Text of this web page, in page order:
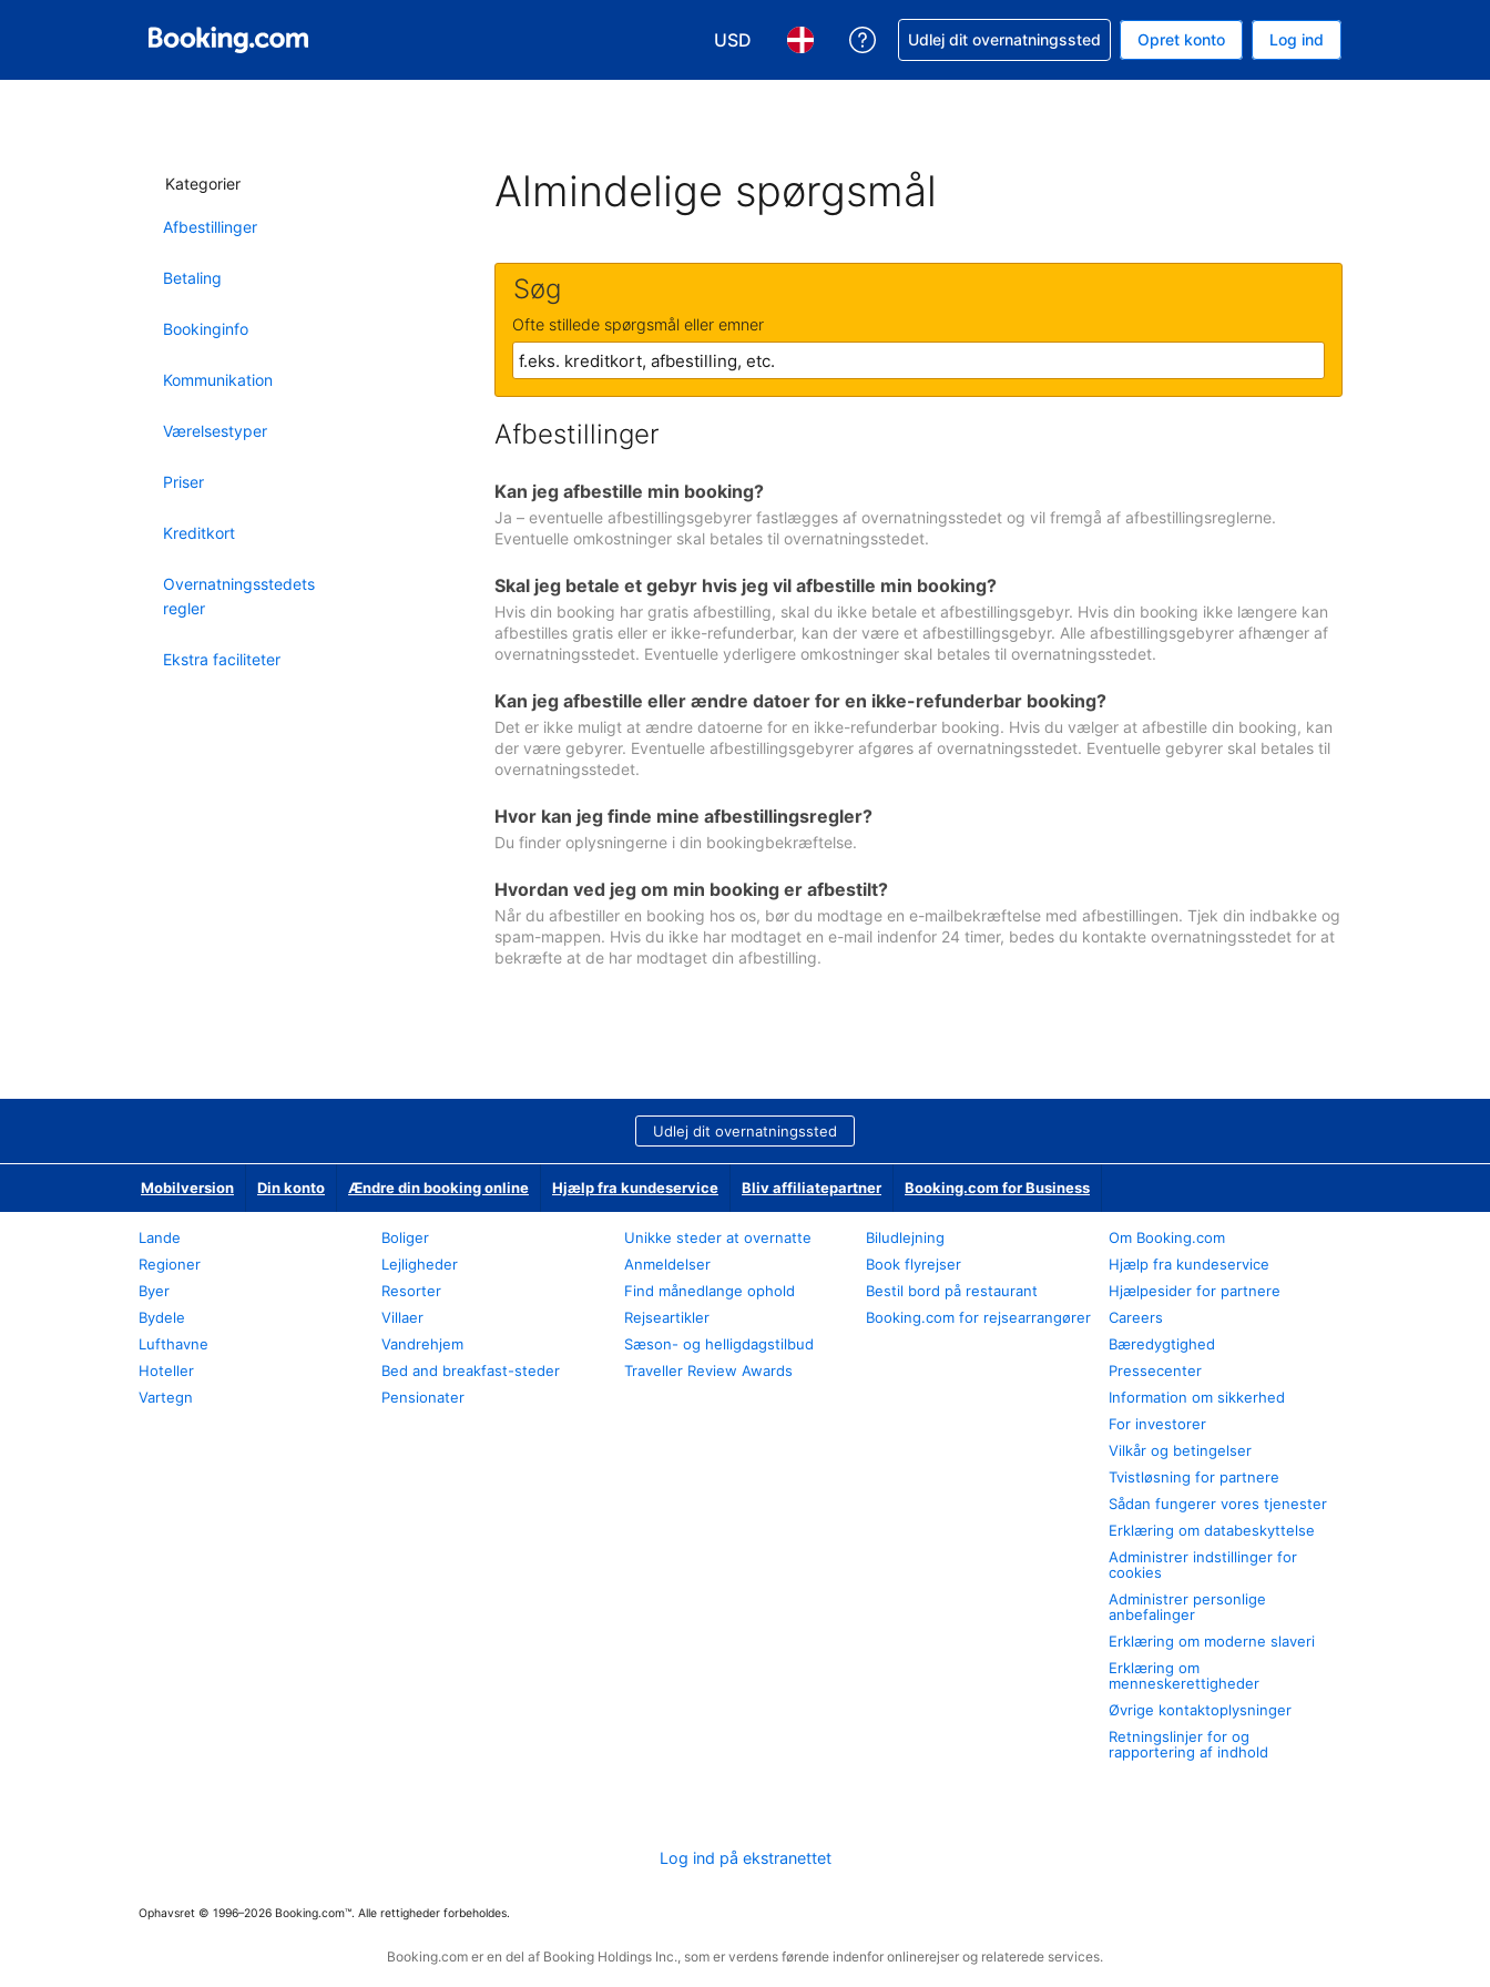
USD
Vælg valuta. Din nuværende valuta er Amerikanske dollar
Vælg sprog. Dit nuværende sprog er Dansk
Få hjælp til en booking
Udlej dit overnatningssted Opret konto Log ind
Kategorier
Afbestillinger
Betaling
Bookinginfo
Kommunikation
Værelsestyper
Priser
Kreditkort
Overnatningsstedets
regler
Ekstra faciliteter
Almindelige spørgsmål
Søg
Ofte stillede spørgsmål eller emner
Afbestillinger
Kan jeg afbestille min booking?
Ja – eventuelle afbestillingsgebyrer fastlægges af overnatningsstedet og vil fremgå af afbestillingsreglerne.
Eventuelle omkostninger skal betales til overnatningsstedet.
Skal jeg betale et gebyr hvis jeg vil afbestille min booking?
Hvis din booking har gratis afbestilling, skal du ikke betale et afbestillingsgebyr. Hvis din booking ikke længere kan
afbestilles gratis eller er ikke-refunderbar, kan der være et afbestillingsgebyr. Alle afbestillingsgebyrer afhænger af
overnatningsstedet. Eventuelle yderligere omkostninger skal betales til overnatningsstedet.
Kan jeg afbestille eller ændre datoer for en ikke-refunderbar booking?
Det er ikke muligt at ændre datoerne for en ikke-refunderbar booking. Hvis du vælger at afbestille din booking, kan
der være gebyrer. Eventuelle afbestillingsgebyrer afgøres af overnatningsstedet. Eventuelle gebyrer skal betales til
overnatningsstedet.
Hvor kan jeg finde mine afbestillingsregler?
Du finder oplysningerne i din bookingbekræftelse.
Hvordan ved jeg om min booking er afbestilt?
Når du afbestiller en booking hos os, bør du modtage en e-mailbekræftelse med afbestillingen. Tjek din indbakke og
spam-mappen. Hvis du ikke har modtaget en e-mail indenfor 24 timer, bedes du kontakte overnatningsstedet for at
bekræfte at de har modtaget din afbestilling.
Udlej dit overnatningssted
Mobilversion Din konto Ændre din booking online Hjælp fra kundeservice Bliv affiliatepartner Booking.com for Business
Lande
Regioner
Byer
Bydele
Lufthavne
Hoteller
Vartegn
Boliger
Lejligheder
Resorter
Villaer
Vandrehjem
Bed and breakfast-steder
Pensionater
Unikke steder at overnatte
Anmeldelser
Find månedlange ophold
Rejseartikler
Sæson- og helligdagstilbud
Traveller Review Awards
Biludlejning
Book flyrejser
Bestil bord på restaurant
Booking.com for rejsearrangører
Om Booking.com
Hjælp fra kundeservice
Hjælpesider for partnere
Careers
Bæredygtighed
Pressecenter
Information om sikkerhed
For investorer
Vilkår og betingelser
Tvistløsning for partnere
Sådan fungerer vores tjenester
Erklæring om databeskyttelse
Administrer indstillinger for
cookies
Administrer personlige
anbefalinger
Erklæring om moderne slaveri
Erklæring om
menneskerettigheder
Øvrige kontaktoplysninger
Retningslinjer for og
rapportering af indhold
Log ind på ekstranettet
Ophavsret © 1996–2026 Booking.com™. Alle rettigheder forbeholdes.
Booking.com er en del af Booking Holdings Inc., som er verdens førende indenfor onlinerejser og relaterede services.